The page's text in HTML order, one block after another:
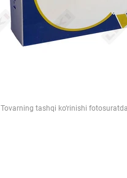
Tovarning tashqi ko‘rinishi